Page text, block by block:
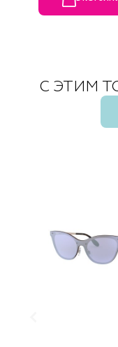
С ЭТИМ